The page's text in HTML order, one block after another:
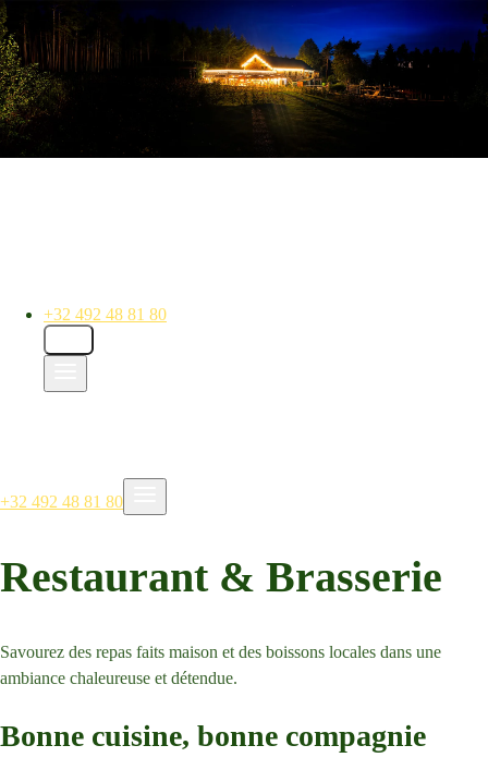
+32 492 48 81 80
+32 492 48 81 80
Restaurant & Brasserie
Savourez des repas faits maison et des boissons locales dans une
ambiance chaleureuse et détendue.
Bonne cuisine, bonne compagnie